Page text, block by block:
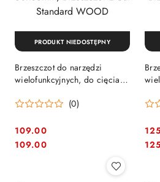
Brzeszczot do narzędzi
wielofunkcyjnych, do cięcia
płyt G-K, 50x65mm,
WOOD
(0)
Cena:
109.00
Cena:
109.00
PRODUKT NIEDOSTĘPNY
BiM